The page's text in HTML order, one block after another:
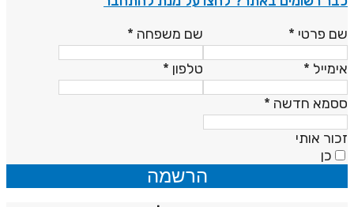
פרטי* שם משפחה*
* טלפון*
חדשה*
אותי
כן
הרשמה